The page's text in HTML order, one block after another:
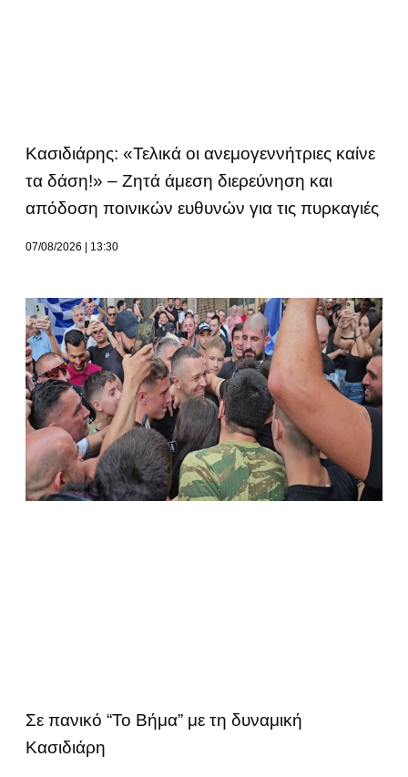
Κασιδιάρης: «Τελικά οι ανεμογεννήτριες καίνε
τα δάση!» – Ζητά άμεση διερεύνηση και
απόδοση ποινικών ευθυνών για τις πυρκαγιές
07/08/2026 13:30
Σε πανικό “Το Βήμα” με τη δυναμική
Κασιδιάρη